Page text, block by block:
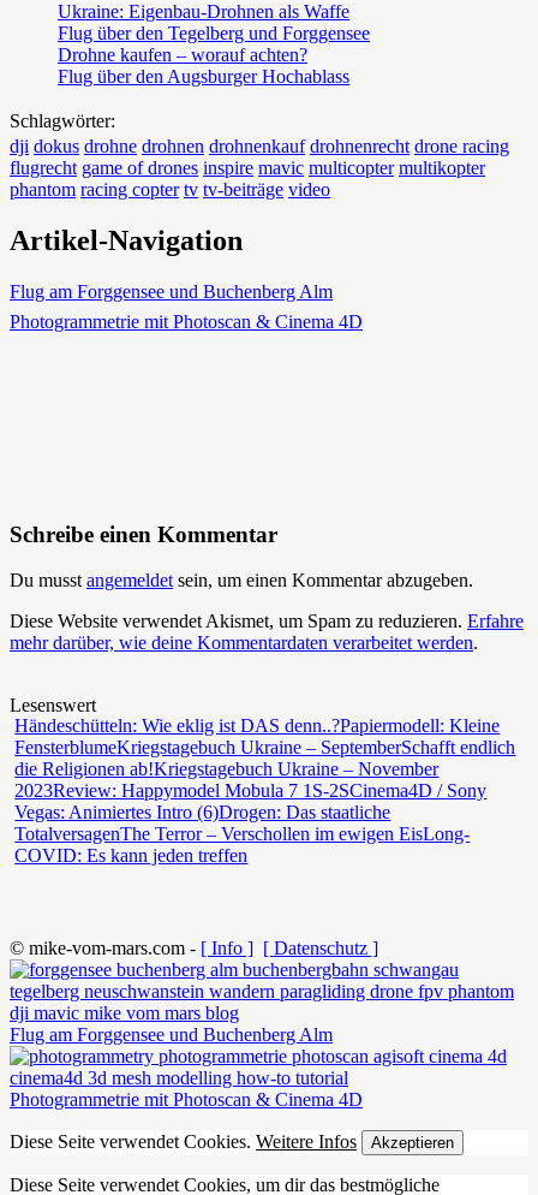
Ukraine: Eigenbau-Drohnen als Waffe
Flug über den Tegelberg und Forggensee
Drohne kaufen – worauf achten?
Flug über den Augsburger Hochablass
Schlagwörter:
dji dokus drohne drohnen drohnenkauf drohnenrecht drone racing
flugrecht game of drones inspire mavic multicopter multikopter
phantom racing copter tv tv-beiträge video
Artikel-Navigation
Flug am Forggensee und Buchenberg Alm
Photogrammetrie mit Photoscan & Cinema 4D
Schreibe einen Kommentar
Du musst angemeldet sein, um einen Kommentar abzugeben.
Diese Website verwendet Akismet, um Spam zu reduzieren. Erfahre
mehr darüber, wie deine Kommentardaten verarbeitet werden.
Lesenswert
Händeschütteln: Wie eklig ist DAS denn..?Papiermodell: Kleine
FensterblumeKriegstagebuch Ukraine – SeptemberSchafft endlich
die Religionen ab!Kriegstagebuch Ukraine – November
2023Review: Happymodel Mobula 7 1S-2SCinema4D / Sony
Vegas: Animiertes Intro (6)Drogen: Das staatliche
TotalversagenThe Terror – Verschollen im ewigen EisLong-
COVID: Es kann jeden treffen
© mike-vom-mars.com - [ Info ] [ Datenschutz ]
Flug am Forggensee und Buchenberg Alm
Photogrammetrie mit Photoscan & Cinema 4D
Diese Seite verwendet Cookies. Weitere Infos Akzeptieren
Diese Seite verwendet Cookies, um dir das bestmögliche